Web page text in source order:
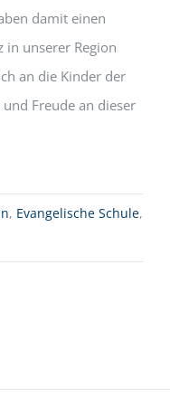
damit einen
in unserer Region
an die Kinder der
Freude an dieser
, Evangelische Schule,